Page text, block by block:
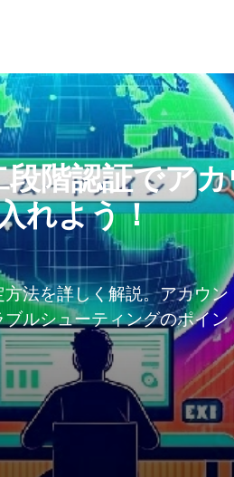
段階認証でア
れよう！
法を詳しく解説。アカウ
ルシューティングのポイ